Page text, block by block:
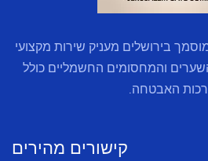
בירושלים מעניק שירות מקצועי
השערים והמחסומים החשמליים כולל
האבטחה.
קישורים מהירים